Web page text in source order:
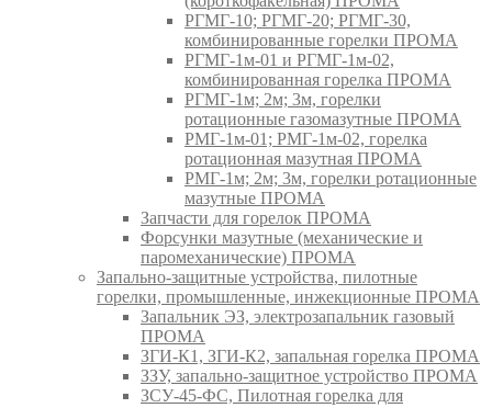
РГМГ-10; РГМГ-20; РГМГ-30,
комбинированные горелки ПРОМА
РГМГ-1м-01 и РГМГ-1м-02,
комбинированная горелка ПРОМА
РГМГ-1м; 2м; 3м, горелки
ротационные газомазутные ПРОМА
РМГ-1м-01; РМГ-1м-02, горелка
ротационная мазутная ПРОМА
РМГ-1м; 2м; 3м, горелки ротационные
мазутные ПРОМА
Запчасти для горелок ПРОМА
Форсунки мазутные (механические и
паромеханические) ПРОМА
Запально-защитные устройства, пилотные
горелки, промышленные, инжекционные ПРОМА
Запальник ЭЗ, электрозапальник газовый
ПРОМА
ЗГИ-К1, ЗГИ-К2, запальная горелка ПРОМА
ЗЗУ, запально-защитное устройство ПРОМА
ЗСУ-45-ФС, Пилотная горелка для